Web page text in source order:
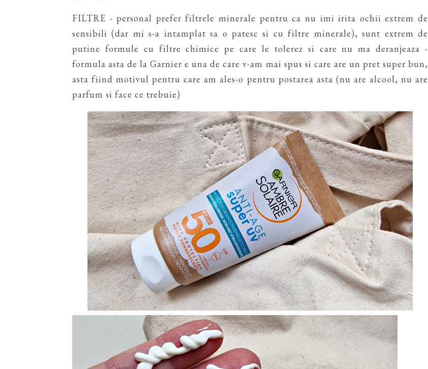
FILTRE - personal prefer filtrele minerale pentru ca nu imi irita ochii extrem de
sensibili (dar mi s-a intamplat sa o patesc si cu filtre minerale), sunt extrem de
putine formule cu filtre chimice pe care le tolerez si care nu ma deranjeaza -
formula asta de la Garnier e una de care v-am mai spus si care are un pret super bun,
asta fiind motivul pentru care am ales-o pentru postarea asta (nu are alcool, nu are
parfum si face ce trebuie)